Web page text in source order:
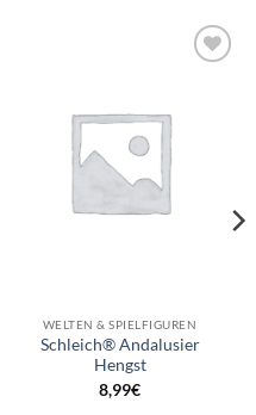
WELTEN & SPIELFIGUREN
Schleich® Andalusier
Hengst
8,99€